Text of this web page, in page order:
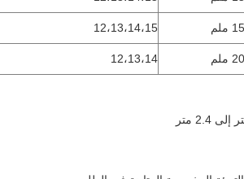
12،13،14،15
12،13،14